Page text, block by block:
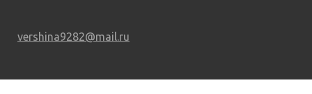
vershina9282@mail.ru